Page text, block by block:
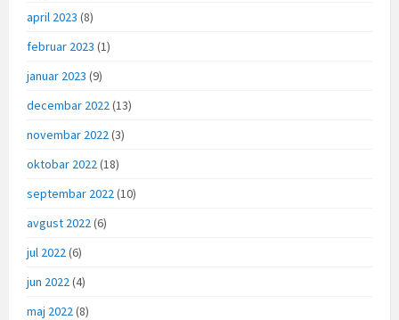
april 2023 (8)
februar 2023 (1)
januar 2023 (9)
decembar 2022(13)
novembar 2022(3)
oktobar 2022(18)
septembar 2022(10)
avgust 2022(6)
jul 2022(6)
jun 2022(4)
maj 2022(8)